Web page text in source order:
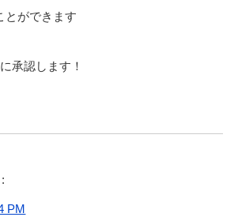
とができます
承認します！
PM